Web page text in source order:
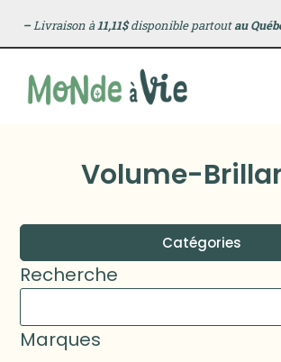
–Livraison à11,11$disponible partoutau
Volume-
Catégories
Recherche
Marques